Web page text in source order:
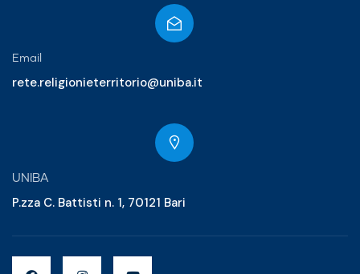
Email
rete.religionieterritorio@uniba.it
UNIBA
P.zza C. Battisti n. 1, 70121 Bari